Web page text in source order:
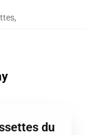
,
du